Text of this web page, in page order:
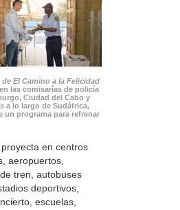
El Camino a la Felicidad
las comisarías de policía
Ciudad del Cabo y
a lo largo de Sudáfrica,
un programa para refrenar
en centros
aeropuertos,
tren, autobuses
deportivos,
escuelas,